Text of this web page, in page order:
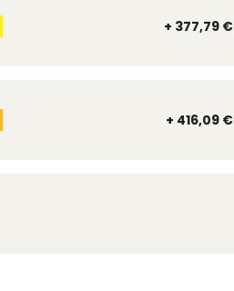
+ 377,79 €
+ 416,09 €